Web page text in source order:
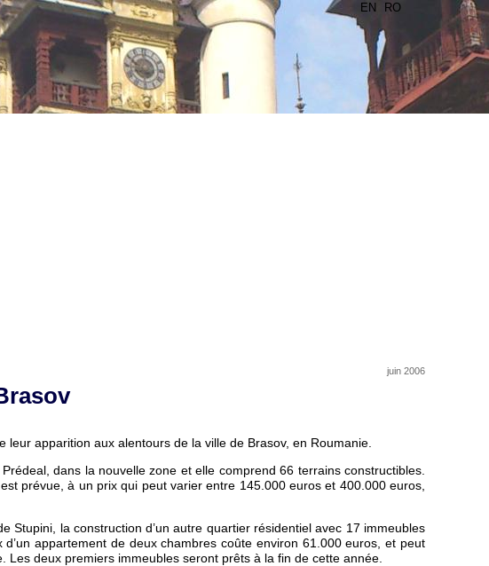
EN RO
juin 2006
apparition aux alentours de la ville de Brasov, en Roumanie.
dans la nouvelle zone et elle comprend 66 terrains constructibles.
prévue, à un prix qui peut varier entre 145.000 euros et 400.000 euros,
Stupini, la construction d’un autre quartier résidentiel avec 17 immeubles
appartement de deux chambres coûte environ 61.000 euros, et peut
deux premiers immeubles seront prêts à la fin de cette année.